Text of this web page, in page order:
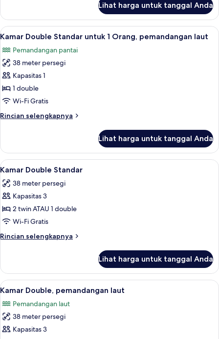
Orang
Kamar
Double
Standar
Orang
Lihat harga untuk tanggal Anda
Lihat
semua
foto
untuk
Kamar
Double
Standar
1
laut
Brankas, meja kerja, Wi-Fi gratis, dan
4
Kamar Double Standar untuk 1 Orang, pemandangan laut
Pemandangan pantai
38 meter persegi
Kapasitas 1
1 double
Wi-Fi Gratis
Rincian selengkapnya
Rincian
Kamar
Double
Standar
Orang,
laut
Lihat harga untuk tanggal Anda
Lihat
semua
foto
untuk
Kamar
Double
Standar
Brankas, meja kerja, Wi-Fi gratis, dan
4
Kamar Double Standar
38 meter persegi
Kapasitas 3
2 twin ATAU 1 double
Wi-Fi Gratis
Rincian selengkapnya
Rincian
Kamar
Double
Standar
Lihat harga untuk tanggal Anda
Lihat
semua
foto
untuk
Kamar
Brankas, meja kerja, Wi-Fi gratis, dan
4
Kamar Double, pemandangan laut
Pemandangan laut
38 meter persegi
Kapasitas 3